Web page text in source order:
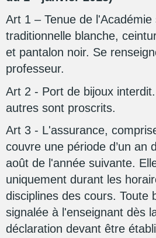
Art 1 – Tenue de
traditionnelle blanche,
et pantalon noir. Se
professeur.
Art 2 - Port de bijoux
autres sont proscrits.
Art 3 - L'assurance,
couvre une période d’un an
août de l'année suivante.
uniquement durant les
disciplines des cours. Toute
signalée à l'enseignant dès
déclaration devant être